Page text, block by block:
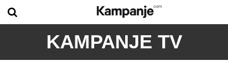
KAMPANJE TV